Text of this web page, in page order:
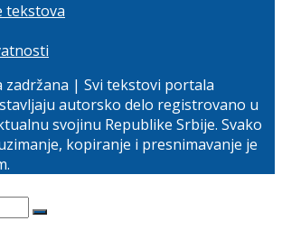
tekstova
zadržana | Svi tekstovi portala
autorsko delo registrovano u
svojinu Republike Srbije. Svako
kopiranje i presnimavanje je